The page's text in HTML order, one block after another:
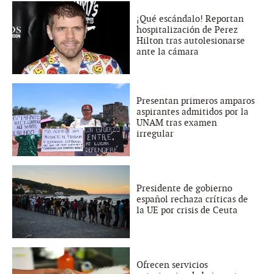
¡Qué escándalo! Reportan
hospitalización de Perez
Hilton tras autolesionarse
ante la cámara
Presentan primeros amparos
aspirantes admitidos por la
UNAM tras examen
irregular
Presidente de gobierno
español rechaza críticas de
la UE por crisis de Ceuta
Ofrecen servicios